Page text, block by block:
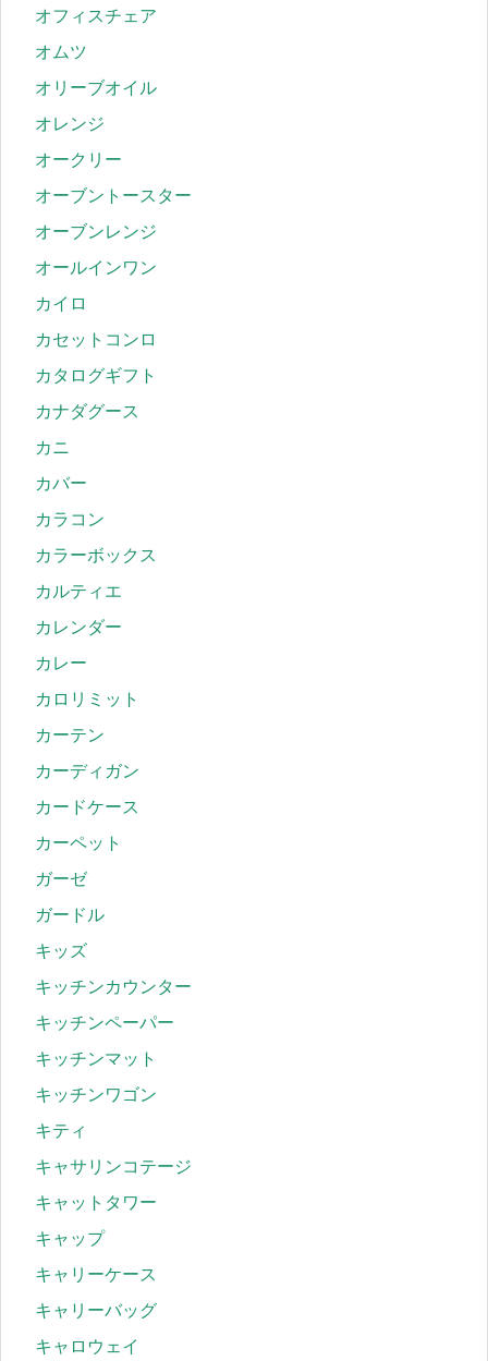
オフィスチェア
オムツ
オリーブオイル
オレンジ
オークリー
オーブントースター
オーブンレンジ
オールインワン
カイロ
カセットコンロ
カタログギフト
カナダグース
カニ
カバー
カラコン
カラーボックス
カルティエ
カレンダー
カレー
カロリミット
カーテン
カーディガン
カードケース
カーペット
ガーゼ
ガードル
キッズ
キッチンカウンター
キッチンペーパー
キッチンマット
キッチンワゴン
キティ
キャサリンコテージ
キャットタワー
キャップ
キャリーケース
キャリーバッグ
キャロウェイ